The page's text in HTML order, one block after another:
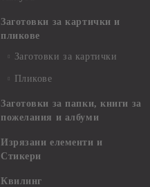
Заготовки за картички и
пликове
Заготовки за картички
Пликове
Заготовки за папки, книги за
пожелания и албуми
Изрязани елементи и
Стикери
Квилинг